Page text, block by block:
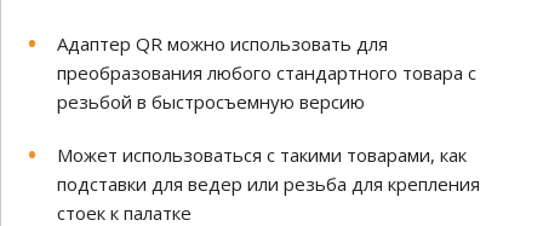
Адаптер QR можно использовать для
преобразования любого стандартного товара с
резьбой в быстросъемную версию
Может использоваться с такими товарами, как
подставки для ведер или резьба для крепления
стоек к палатке